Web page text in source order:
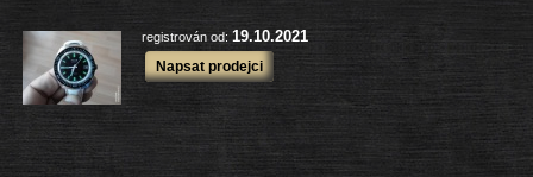
registrován od: 19.10.2021
Napsat prodejci